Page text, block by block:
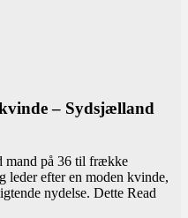
– Sydsjælland
mand på 36 til frække
leder efter en moden kvinde,
nydelse. Dette Read